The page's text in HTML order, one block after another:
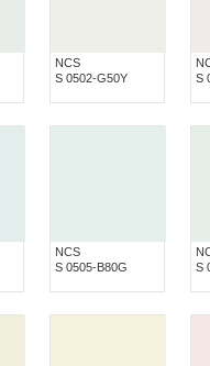
NCS
S 0502-G50Y
S
NCS
S 0505-B80G
S